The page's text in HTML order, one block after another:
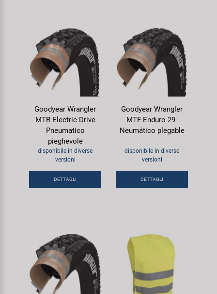
Goodyear Wrangler
MTR Electric Drive
Pneumatico
pieghevole
disponibile in diverse
versioni
DETTAGLI
Goodyear Wrangler
MTF Enduro 29"
Neumático plegable
disponibile in diverse
versioni
DETTAGLI